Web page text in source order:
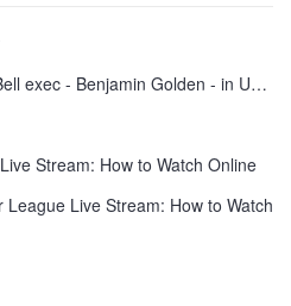
New charges for ex-Taco Bell exec - Benjamin Golden - in Uber fracas
Stream: How to Watch Online
Live Stream: How to Watch